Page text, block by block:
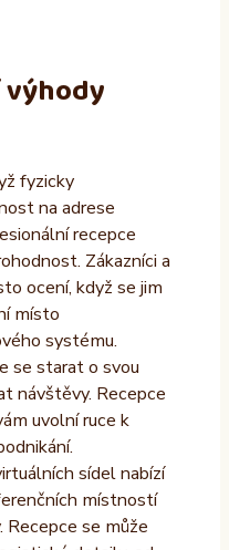
výhody
fyzicky
na adrese
recepce
Zákazníci a
ocení, když se jim
místo
systému.
se starat o svou
návštěvy. Recepce
uvolní ruce k
sídel nabízí
místností
se může